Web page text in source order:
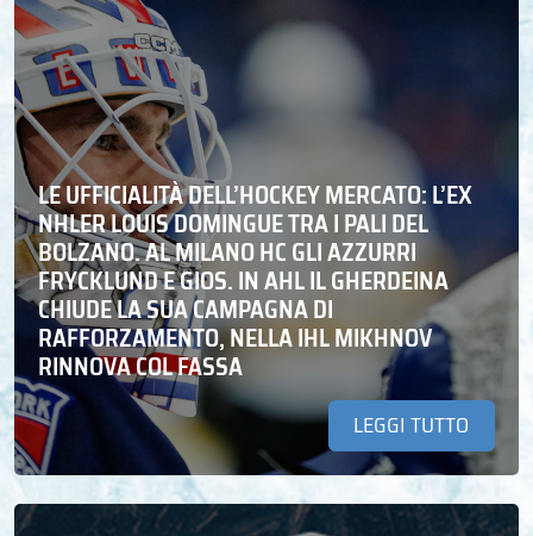
LE UFFICIALITÀ DELL’HOCKEY MERCATO: L’EX
NHLER LOUIS DOMINGUE TRA I PALI DEL
BOLZANO. AL MILANO HC GLI AZZURRI
FRYCKLUND E GIOS. IN AHL IL GHERDEINA
CHIUDE LA SUA CAMPAGNA DI
RAFFORZAMENTO, NELLA IHL MIKHNOV
RINNOVA COL FASSA
LEGGI TUTTO